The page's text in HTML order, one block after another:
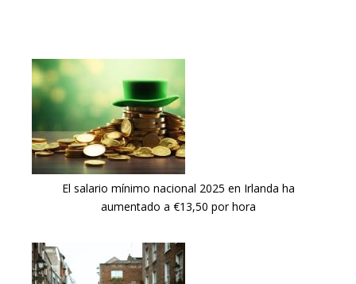
El salario mínimo nacional 2025 en Irlanda ha
aumentado a €13,50 por hora